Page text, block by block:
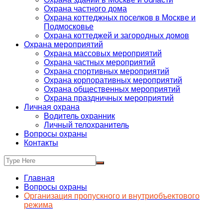
Охрана частного дома
Охрана коттеджных поселков в Москве и
Подмосковье
Охрана коттеджей и загородных домов
Охрана мероприятий
Охрана массовых мероприятий
Охрана частных мероприятий
Охрана спортивных мероприятий
Охрана корпоративных мероприятий
Охрана общественных мероприятий
Охрана праздничных мероприятий
Личная охрана
Водитель охранник
Личный телохранитель
Вопросы охраны
Контакты
Главная
Вопросы охраны
Организация пропускного и внутриобъектового
режима